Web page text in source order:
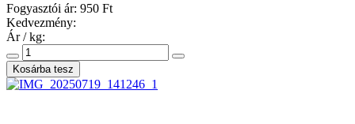
Fogyasztói ár: 950 Ft
Kedvezmény:
Ár / kg: